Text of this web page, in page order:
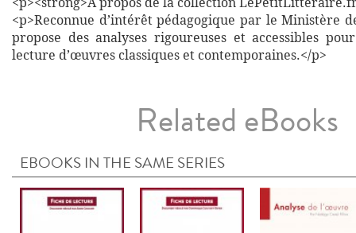
<p>Reconnue d’intérêt pédagogique par le Ministère
propose des analyses rigoureuses et accessibles
lecture d’œuvres classiques et contemporaines.</p>
Related eBooks
EBOOKS IN THE SAME SERIES